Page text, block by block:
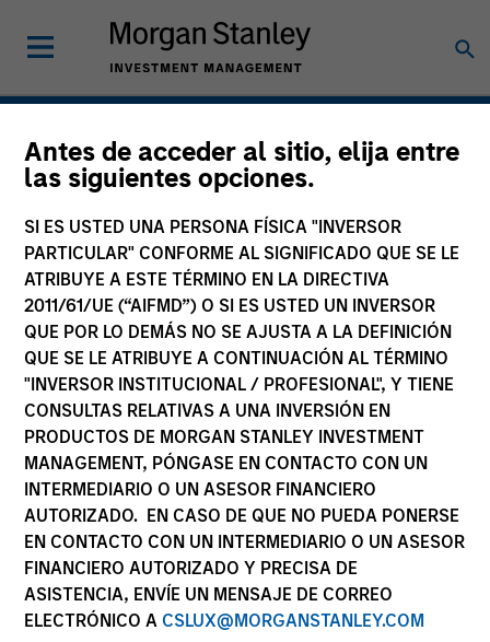
Antes de acceder al sitio, elija entre
las siguientes opciones.
SI ES USTED UNA PERSONA FÍSICA "INVERSOR
PARTICULAR" CONFORME AL SIGNIFICADO QUE SE LE
ATRIBUYE A ESTE TÉRMINO EN LA DIRECTIVA
2011/61/UE (“AIFMD”) O SI ES USTED UN INVERSOR
QUE POR LO DEMÁS NO SE AJUSTA A LA DEFINICIÓN
QUE SE LE ATRIBUYE A CONTINUACIÓN AL TÉRMINO
"INVERSOR INSTITUCIONAL / PROFESIONAL", Y TIENE
CONSULTAS RELATIVAS A UNA INVERSIÓN EN
PRODUCTOS DE MORGAN STANLEY INVESTMENT
MANAGEMENT, PÓNGASE EN CONTACTO CON UN
INTERMEDIARIO O UN ASESOR FINANCIERO
AUTORIZADO. EN CASO DE QUE NO PUEDA PONERSE
EN CONTACTO CON UN INTERMEDIARIO O UN ASESOR
FINANCIERO AUTORIZADO Y PRECISA DE
ASISTENCIA, ENVÍE UN MENSAJE DE CORREO
ELECTRÓNICO A CSLUX@MORGANSTANLEY.COM
Bespoke Solutions
Solutions Tailored to Your
Needs
A bespoke solution requires specialised investment
expertise along with extensive support to ensure it is
tailored to your circumstances and investment policy
requirements. Our short- and limited-duration bespoke
accounts are versatile enough to address a range of